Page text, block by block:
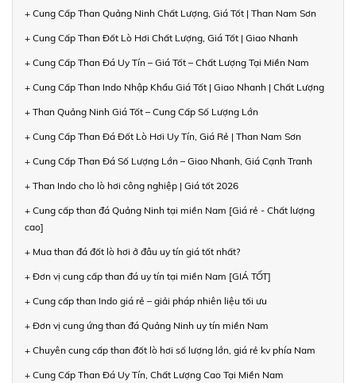
+ Cung Cấp Than Quảng Ninh Chất Lượng, Giá Tốt | Than Nam Sơn
+ Cung Cấp Than Đốt Lò Hơi Chất Lượng, Giá Tốt | Giao Nhanh
+ Cung Cấp Than Đá Uy Tín – Giá Tốt – Chất Lượng Tại Miền Nam
+ Cung Cấp Than Indo Nhập Khẩu Giá Tốt | Giao Nhanh | Chất Lượng
+ Than Quảng Ninh Giá Tốt – Cung Cấp Số Lượng Lớn
+ Cung Cấp Than Đá Đốt Lò Hơi Uy Tín, Giá Rẻ | Than Nam Sơn
+ Cung Cấp Than Đá Số Lượng Lớn – Giao Nhanh, Giá Cạnh Tranh
+ Than Indo cho lò hơi công nghiệp | Giá tốt 2026
+ Cung cấp than đá Quảng Ninh tại miền Nam [Giá rẻ - Chất lượng
cao]
+ Mua than đá đốt lò hơi ở đâu uy tín giá tốt nhất?
+ Đơn vị cung cấp than đá uy tín tại miền Nam [GIÁ TỐT]
+ Cung cấp than Indo giá rẻ – giải pháp nhiên liệu tối ưu
+ Đơn vị cung ứng than đá Quảng Ninh uy tín miền Nam
+ Chuyên cung cấp than đốt lò hơi số lượng lớn, giá rẻ kv phía Nam
+ Cung Cấp Than Đá Uy Tín, Chất Lượng Cao Tại Miền Nam